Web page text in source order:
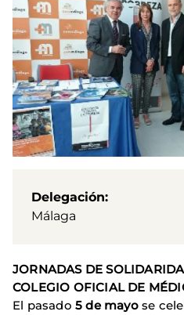
Delegación
Málaga
JORNADAS DE
COLEGIO OFICIAL DE
El pasado 5 de mayose